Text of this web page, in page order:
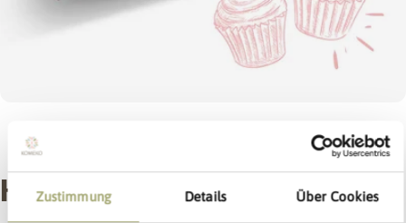
Zustimmung Details Über Cookies
KOMEKO KUCHENGLÜCK